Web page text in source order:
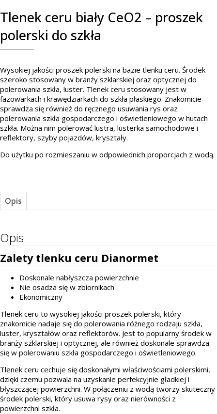
Tlenek ceru biały CeO2 – proszek
polerski do szkła
Wysokiej jakości proszek polerski na bazie tlenku ceru. Środek
szeroko stosowany w branży szklarskiej oraz optycznej do
polerowania szkła, luster. Tlenek ceru stosowany jest w
fazowarkach i krawędziarkach do szkła płaskiego. Znakomicie
sprawdza się również do ręcznego usuwania rys oraz
polerowania szkła gospodarczego i oświetleniowego w hutach
szkła. Można nim polerować lustra, lusterka samochodowe i
reflektory, szyby pojazdów, kryształy.
Do użytku po rozmieszaniu w odpowiednich proporcjach z wodą.
Opis
Opis
Zalety tlenku ceru Dianormet
Doskonale nabłyszcza powierzchnie
Nie osadza się w zbiornikach
Ekonomiczny
Tlenek ceru to wysokiej jakości proszek polerski, który
znakomicie nadaje się do polerowania różnego rodzaju szkła,
luster, kryształów oraz reflektorów. Jest to popularny środek w
branży szklarskiej i optycznej, ale również doskonale sprawdza
się w polerowaniu szkła gospodarczego i oświetleniowego.
Tlenek ceru cechuje się doskonałymi właściwościami polerskimi,
dzięki czemu pozwala na uzyskanie perfekcyjnie gładkiej i
błyszczącej powierzchni. W połączeniu z wodą tworzy skuteczny
środek polerski, który usuwa rysy oraz nierówności z
powierzchni szkła.